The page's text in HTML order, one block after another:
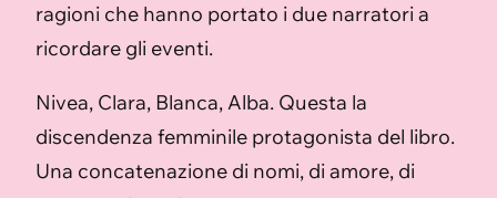
ragioni che hanno portato i due narratori a
ricordare gli eventi.
Nivea, Clara, Blanca, Alba. Questa la
discendenza femminile protagonista del libro.
Una concatenazione di nomi, di amore, di